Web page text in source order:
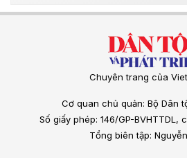
Chuyên trang của
Cơ quan chủ quản: Bộ Dân
Số giấy phép: 146/GP-BVHTTDL,
Tổng biên tập: